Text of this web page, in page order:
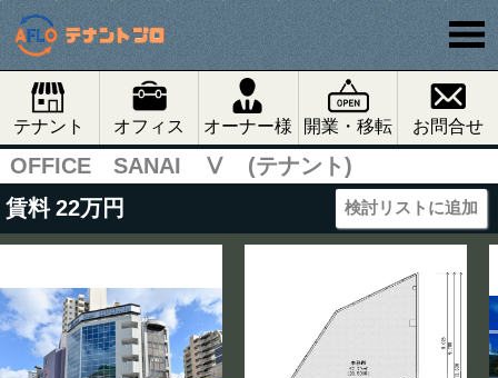
テナント オフィス オーナー様 開業・移転 お問合せ
OFFICE SANAI Ⅴ (テナント)
賃料 22万円 検討リストに追加